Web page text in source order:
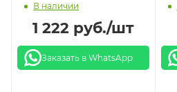
В наличии
1 222 руб./шт
Заказать в WhatsApp